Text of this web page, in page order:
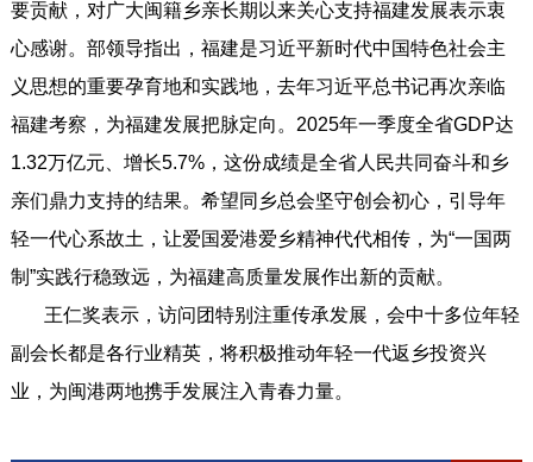
要贡献，对广大闽籍乡亲长期以来关心支持福建发展表示衷
心感谢。部领导指出，福建是习近平新时代中国特色社会主
义思想的重要孕育地和实践地，去年习近平总书记再次亲临
福建考察，为福建发展把脉定向。2025年一季度全省GDP达
1.32万亿元、增长5.7%，这份成绩是全省人民共同奋斗和乡
亲们鼎力支持的结果。希望同乡总会坚守创会初心，引导年
轻一代心系故土，让爱国爱港爱乡精神代代相传，为“一国两
制”实践行稳致远，为福建高质量发展作出新的贡献。
王仁奖表示，访问团特别注重传承发展，会中十多位年轻
副会长都是各行业精英，将积极推动年轻一代返乡投资兴
业，为闽港两地携手发展注入青春力量。